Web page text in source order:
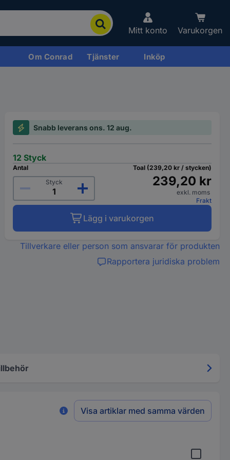
Mitt konto Varukorgen
Om Conrad Tjänster Inköp
Snabb leverans ons. 12 aug.
12 Styck
Antal
Styck
Toal (239,20 kr / stycken)
239,20 kr
exkl. moms
Frakt
Lägg i varukorgen
Tillverkare eller person som ansvarar för produkten
Rapportera juridiska problem
Visa artiklar med samma värden